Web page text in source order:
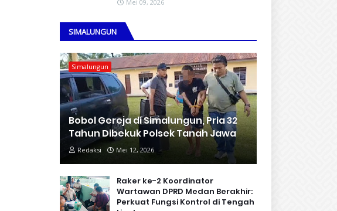
Mei 09, 2026
SIMALUNGUN
Simalungun
Bobol Gereja di Simalungun, Pria 32
Tahun Dibekuk Polsek Tanah Jawa
Redaksi Mei 12, 2026
Raker ke-2 Koordinator
Wartawan DPRD Medan Berakhir:
Perkuat Fungsi Kontrol di Tengah